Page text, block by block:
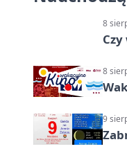
8
8
9